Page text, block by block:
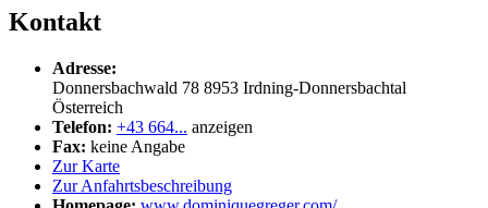
Kontakt
Adresse:
Donnersbachwald 78 8953 Irdning-Donnersbachtal
Österreich
Telefon: +43 664... anzeigen
Fax: keine Angabe
Zur Karte
Zur Anfahrtsbeschreibung